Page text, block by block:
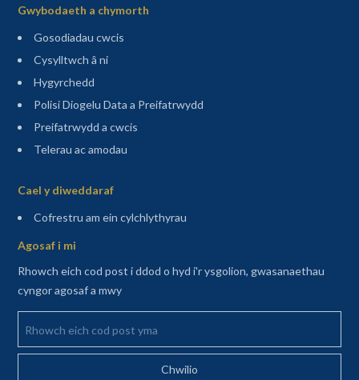
Gwybodaeth a chymorth
Gosodiadau cwcis
Cysylltwch â ni
Hygyrchedd
Polisi Diogelu Data a Preifatrwydd
Preifatrwydd a cwcis
Telerau ac amodau
Cael y diweddaraf
Cofrestru am ein cylchlythyrau(agor mewn tab newydd)
Agosaf i mi
Rhowch eich cod post i ddod o hyd i'r ysgolion, gwasanaethau
cyngor agosaf a mwy
Rhowch eich cod post yma